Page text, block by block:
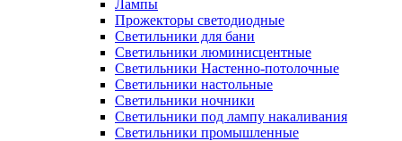
Лампы
Прожекторы светодиодные
Светильники для бани
Светильники люминисцентные
Светильники Настенно-потолочные
Светильники настольные
Светильники ночники
Светильники под лампу накаливания
Светильники промышленные